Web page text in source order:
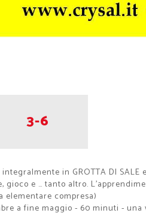
3-6
in GROTTA DI
gioco e … tanto altro.
elementare compresa)
a fine maggio - 60 minuti -